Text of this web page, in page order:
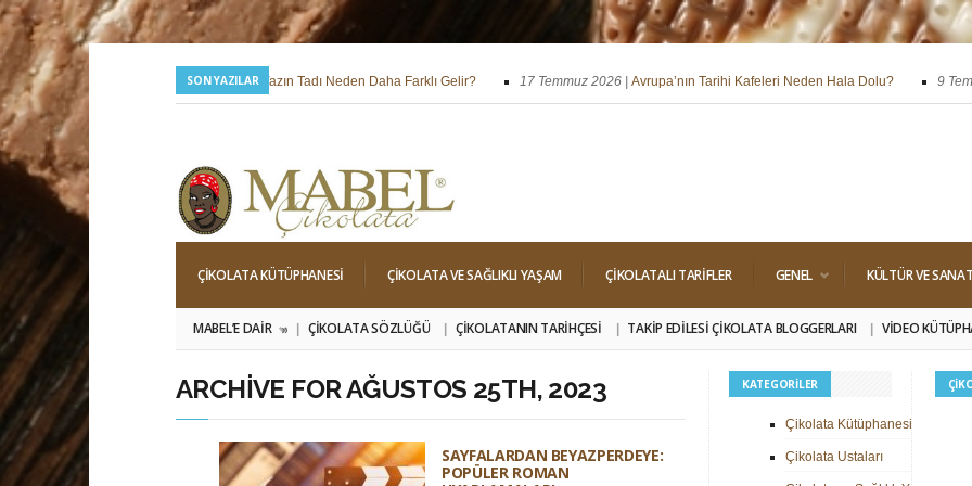
SON YAZILAR
24 Temmuz 2026 |Yazın Tadı Neden Daha Farklı Gelir? 17 Temmuz 2026 |Avrupa’nın Tarihi Kafeleri Neden Hala Dolu? 9
6 Mayıs 2026 |Hıdırellez; Dilek, Niyet ve Baharı Karşılama Hissi 29 Nisan 2026 |Dört Klasik Dolgu: Pralin, Ganaj, Krokant ve Trüf
ÇIKOLATA KÜTÜPHANESI ÇIKOLATA VE SAĞLIKLI YAŞAM ÇIKOLATALI TARIFLER GENEL KÜLTÜR VE SANAT
MABEL’E DAIR » ÇIKOLATA SÖZLÜĞÜ ÇIKOLATANIN TARIHÇESI TAKIP EDILESI ÇIKOLATA BLOGGERLARI VIDEO
ARCHIVE FOR AĞUSTOS 25TH, 2023
SAYFALARDAN BEYAZPERDEYE:
POPÜLER ROMAN
KATEGORILER
Çikolata Kütüphanesi
Çikolata Ustaları